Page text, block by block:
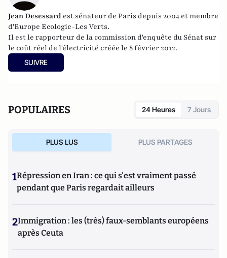
Jean Desessard est sénateur de Paris depuis 2004 et membre
d'Europe Ecologie-Les Verts.
Il est le rapporteur de la commission d'enquête du Sénat sur
le coût réel de l'électricité créée le 8 février 2012.
SUIVRE
POPULAIRES 24 Heures 7 Jours
PLUS LUS PLUS PARTAGES
1Répression en Iran : ce qui s'est vraiment passé
pendant que Paris regardait ailleurs
2Immigration : les (très) faux-semblants européens
après Ceuta